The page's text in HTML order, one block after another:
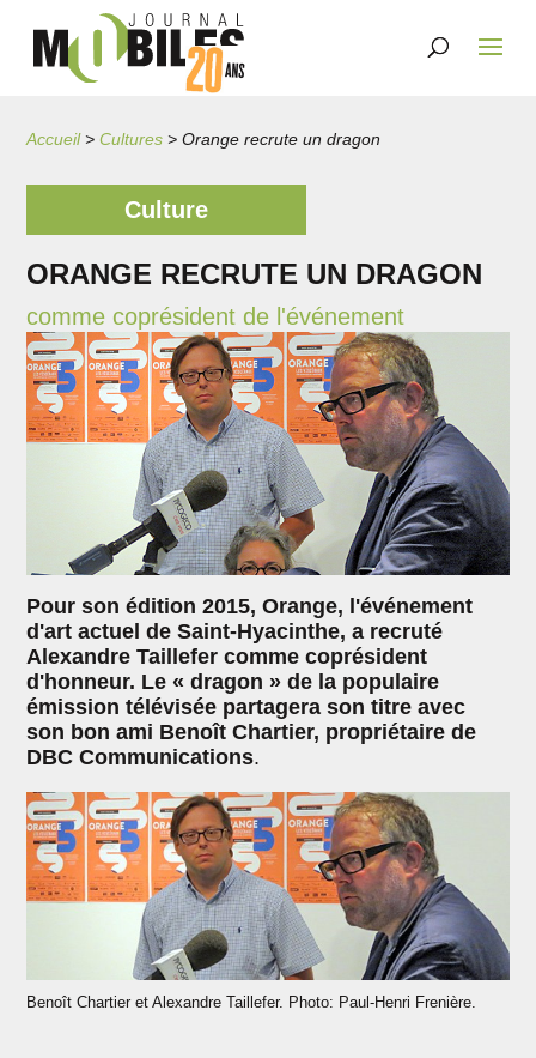
Accueil>Cultures >Orange recrute un dragon
Culture
ORANGE RECRUTE UN DRAGON
comme coprésident de l'événement
Pour son édition 2015, Orange, l'événement
d'art actuel de Saint-Hyacinthe, a recruté
Alexandre Taillefer comme coprésident
d'honneur. Le « dragon » de la populaire
émission télévisée partagera son titre avec
son bon ami Benoît Chartier, propriétaire de
DBC Communications.
Benoît Chartier et Alexandre Taillefer. Photo: Paul-Henri Frenière.